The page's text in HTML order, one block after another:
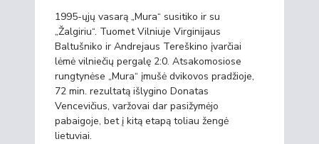
1995-ųjų vasarą „Mura“ susitiko ir su
„Žalgiriu“. Tuomet Vilniuje Virginijaus
Baltušniko ir Andrejaus Tereškino įvarčiai
lėmė vilniečių pergalę 2:0. Atsakomosiose
rungtynėse „Mura“ įmušė dvikovos pradžioje,
72 min. rezultatą išlygino Donatas
Vencevičius, varžovai dar pasižymėjo
pabaigoje, bet į kitą etapą toliau žengė
lietuviai.